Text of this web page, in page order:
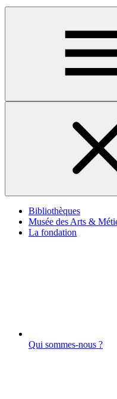
Bibliothèques
Musée des Arts &
La fondation
Qui sommes-nous ?